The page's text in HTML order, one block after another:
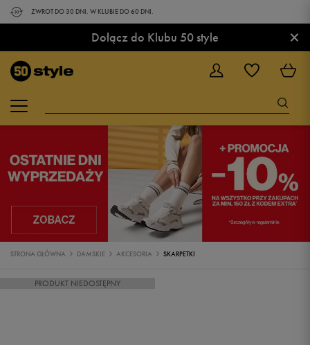
ZWROT DO 30 DNI. W KLUBIE DO 60 DNI.
Dołącz do Klubu 50 style ×
STRONA GŁÓWNA DAMSKIE AKCESORIA SKARPETKI
PRODUKT NIEDOSTĘPNY